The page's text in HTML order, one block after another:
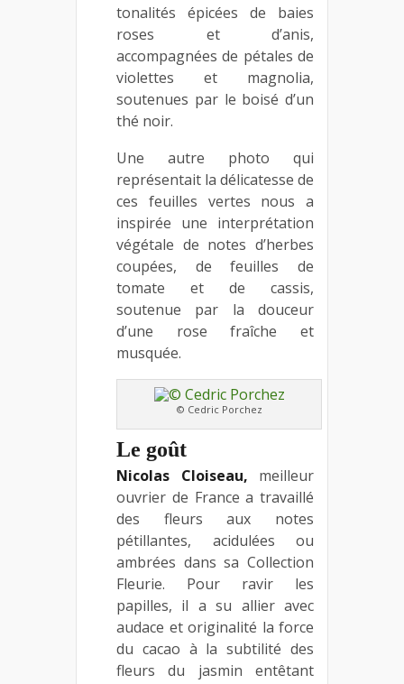
tonalités épicées de baies
roses et d’anis,
accompagnées de pétales de
violettes et magnolia,
soutenues par le boisé d’un
thé noir.
Une autre photo qui
représentait la délicatesse de
ces feuilles vertes nous a
inspirée une interprétation
végétale de notes d’herbes
coupées, de feuilles de
tomate et de cassis,
soutenue par la douceur
d’une rose fraîche et
musquée.
© Cedric Porchez
Le goût
Nicolas Cloiseau, meilleur
ouvrier de France a travaillé
des fleurs aux notes
pétillantes, acidulées ou
ambrées dans sa Collection
Fleurie. Pour ravir les
papilles, il a su allier avec
audace et originalité la force
du cacao à la subtilité des
fleurs du jasmin entêtant